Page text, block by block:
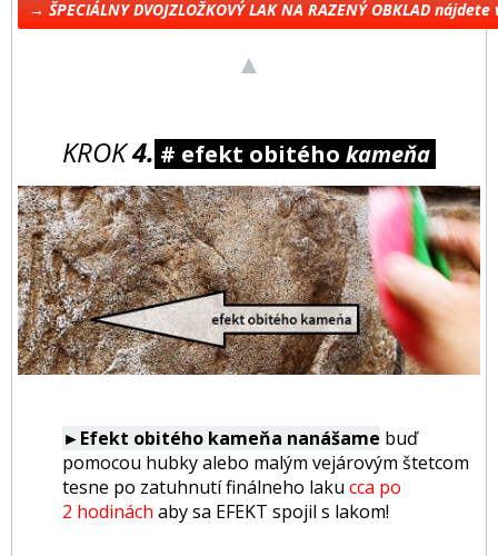
→ ŠPECIÁLNY DVOJZLOŽKOVÝ LAK NA RAZENÝ OBKLAD
▲
KROK4. # efekt obitého kameňa
►Efekt obitého kameňa nanášame buď
pomocou hubky alebo malým vejárovým štetcom
tesne po zatuhnutí finálneho laku cca po
2 hodinách aby sa EFEKT spojil s lakom!